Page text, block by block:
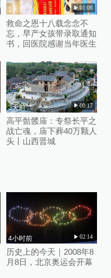
1天前 01:08
救命之恩十八载念念不
忘，早产女孩带录取通知
书，回医院感谢当年医生
3天前 00:17
高平骷髅庙：专祭长平之
战亡魂，庙下葬40万颗人
头丨山西晋城
4小时前 02:14
历史上的今天｜2008年8
月8日，北京奥运会开幕